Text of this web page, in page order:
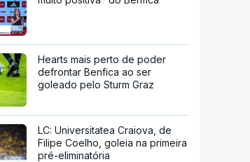
Hearts mais perto de poder
defrontar Benfica ao ser
goleado pelo Sturm Graz
LC: Universitatea Craiova, de
Filipe Coelho, goleia na primeira
pré-eliminatória